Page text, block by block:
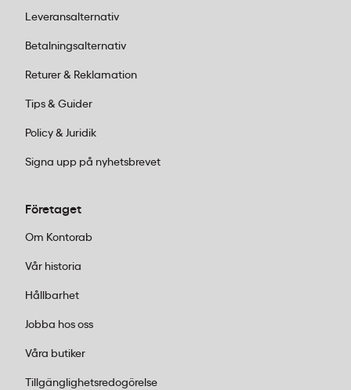
permanent vidhäftning och är inte avsedda att
avlägsnas efter applicering. De sitter kvar på
färgsignal blå?
En förpackning Herma färgsignaletiketter blå ø13
fördelade på ark i bladformat 9×12 cm för enkel
manuell applicering.
Vilka underlag passar Herma runda
Herma färgsignaletiketter med permanent häftning
Leveransalternativ
Betalningsalternativ
Returer & Reklamation
Tips & Guider
Policy & Juridik
Signa upp på nyhetsbrevet
Företaget
Om Kontorab
Vår historia
Hållbarhet
Jobba hos oss
Våra butiker
Tillgänglighetsredogörelse